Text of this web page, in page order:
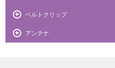
ベルトクリップ
アンテナ